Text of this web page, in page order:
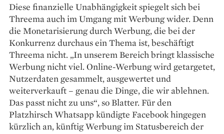
Diese finanzielle Unabhängigkeit spiegelt sich bei
Threema auch im Umgang mit Werbung wider. Denn
die Monetarisierung durch Werbung, die bei der
Konkurrenz durchaus ein Thema ist, beschäftigt
Threema nicht. „In unserem Bereich bringt klassische
Werbung nicht viel. Online-Werbung wird getargetet,
Nutzerdaten gesammelt, ausgewertet und
weiterverkauft – genau die Dinge, die wir ablehnen.
Das passt nicht zu uns“, so Blatter. Für den
Platzhirsch Whatsapp kündigte Facebook hingegen
kürzlich an, künftig Werbung im Statusbereich der